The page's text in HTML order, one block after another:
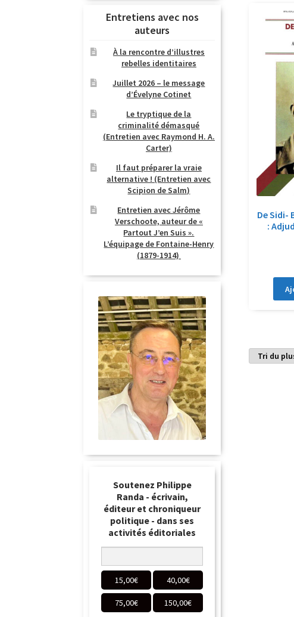
De Sidi-
:
Entretiens avec nos
auteurs
À la rencontre d’illustres
rebelles identitaires
Juillet 2026 – le message
d’Évelyne Cotinet
Le tryptique de la
criminalité démasqué
(Entretien avec Raymond H. A.
Carter)
Il faut préparer la vraie
alternative ! (Entretien avec
Scipion de Salm)
Entretien avec Jérôme
Verschoote, auteur de «
Partout J’en Suis ».
L’équipage de Fontaine-Henry
(1879-1914)
Soutenez Philippe
Randa - écrivain,
éditeur et chroniqueur
politique - dans ses
activités éditoriales
15,00€ 40,00€
75,00€ 150,00€